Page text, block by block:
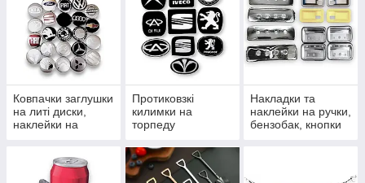
Ковпачки заглушки
на литі диски,
наклейки на
Протиковзкі
килимки на
торпеду
силіконові та в
рулонах
Накладки та
наклейки на ручки,
бензобак, кнопки